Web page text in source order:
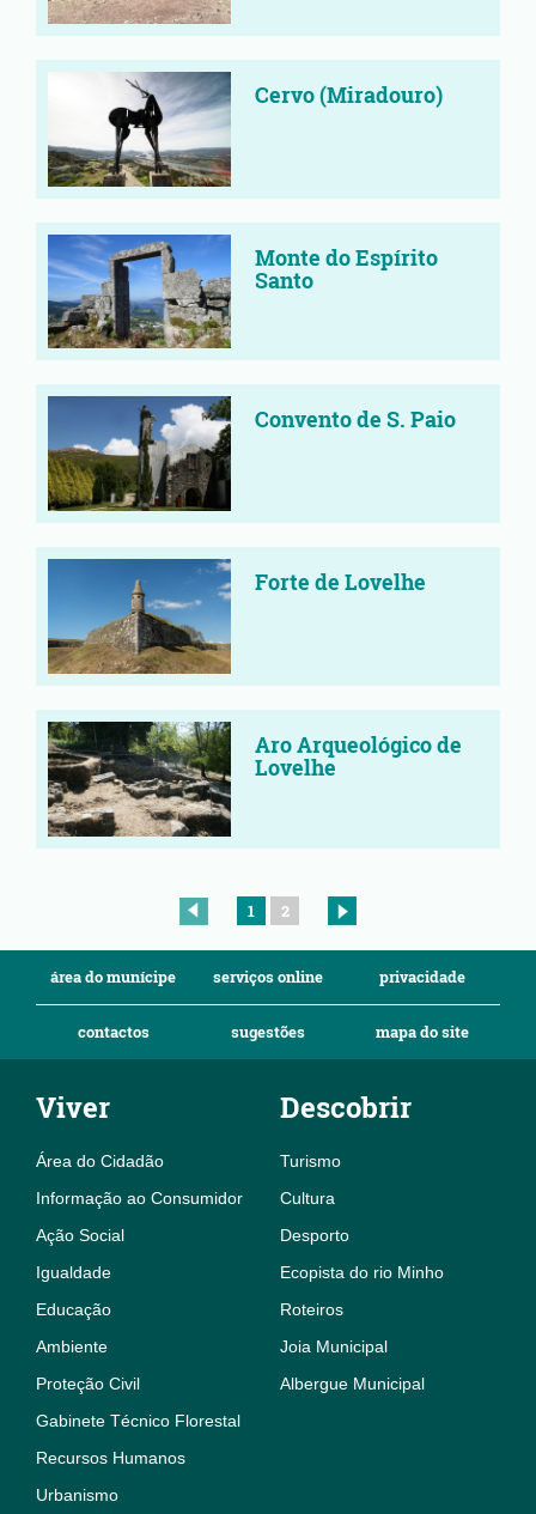
Cervo (Miradouro)
Monte do Espírito
Santo
Convento de S. Paio
Forte de Lovelhe
Aro Arqueológico de
Lovelhe
1 2
área do munícipe serviços online privacidade
contactos sugestões mapa do site
Viver
Área do Cidadão
Informação ao Consumidor
Ação Social
Igualdade
Educação
Ambiente
Proteção Civil
Gabinete Técnico Florestal
Recursos Humanos
Urbanismo
Descobrir
Turismo
Cultura
Desporto
Ecopista do rio Minho
Roteiros
Joia Municipal
Albergue Municipal